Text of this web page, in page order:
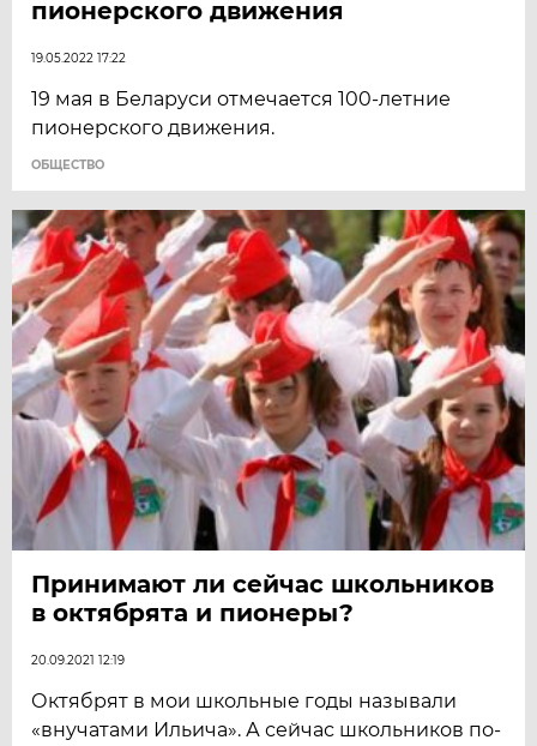
пионерского движения
19.05.2022 17:22
19 мая в Беларуси отмечается 100-летние
пионерского движения.
ОБЩЕСТВО
Принимают ли сейчас школьников
в октябрята и пионеры?
20.09.2021 12:19
Октябрят в мои школьные годы называли
«внучатами Ильича». А сейчас школьников по-